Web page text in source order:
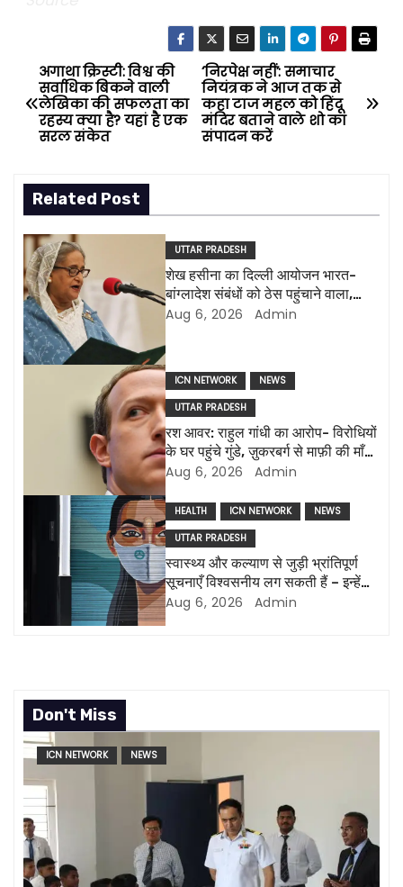
P
o
t
n
a
v
i
i
‘निरपेक्ष नहीं’: समाचार
नियंत्रक ने आज तक से
कहा टाज महल को हिंदू
मंदिर बताने वाले शो का
संपादन करें
अगाथा क्रिस्टी: विश्व की
सर्वाधिक बिकने वाली
लेखिका की सफलता का
रहस्य क्या है? यहां है एक
सरल संकेत
Related Post
UTTAR PRADESH
शेख हसीना का दिल्ली आयोजन भारत-
बांग्लादेश संबंधों को ठेस पहुंचाने वाला,
ढाका ने कहा ‘बांग्लादेश कभी भी एक
Aug 6, 2026 Admin
ICN NETWORK
NEWS
UTTAR PRADESH
रश आवर: राहुल गांधी का आरोप- विरोधियों
के घर पहुंचे गुंडे, ज़ुकरबर्ग से माफ़ी की माँग
और भी कई मुद्दे
Aug 6, 2026 Admin
HEALTH ICN NETWORK
NEWS
UTTAR PRADESH
स्वास्थ्य और कल्याण से जुड़ी भ्रांतिपूर्ण
सूचनाएँ विश्वसनीय लग सकती हैं – इन्हें
पहचानने के तरीके
Aug 6, 2026 Admin
Don't Miss
ICN NETWORK NEWS